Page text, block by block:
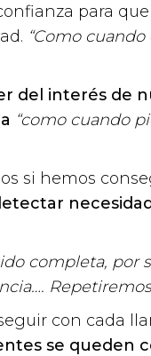
para
“Como
del interés de
“como cuando
si hemos
completa, por
con cada
se queden